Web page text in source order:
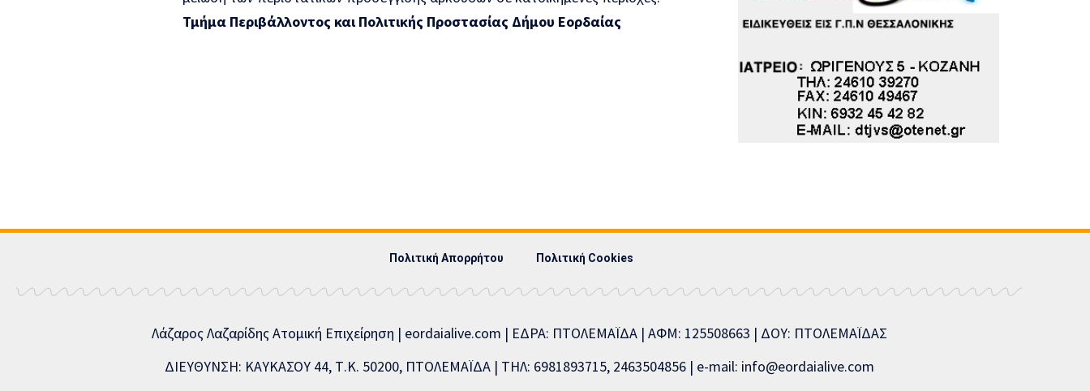
Τμήμα Περιβάλλοντος και Πολιτικής Προστασίας Δήμου Εορδαίας
Πολιτική Απορρήτου Πολιτική Cookies
Λάζαρος Λαζαρίδης Ατομική Επιχείρηση | eordaialive.com | ΕΔΡΑ: ΠΤΟΛΕΜΑΪΔΑ | ΑΦΜ: 125508663 | ΔΟΥ: ΠΤΟΛΕΜΑΪΔΑΣ
ΔΙΕΥΘΥΝΣΗ: ΚΑΥΚΑΣΟΥ 44, Τ.Κ. 50200, ΠΤΟΛΕΜΑΪΔΑ | ΤΗΛ: 6981893715, 2463504856 | e-mail: info@eordaialive.com